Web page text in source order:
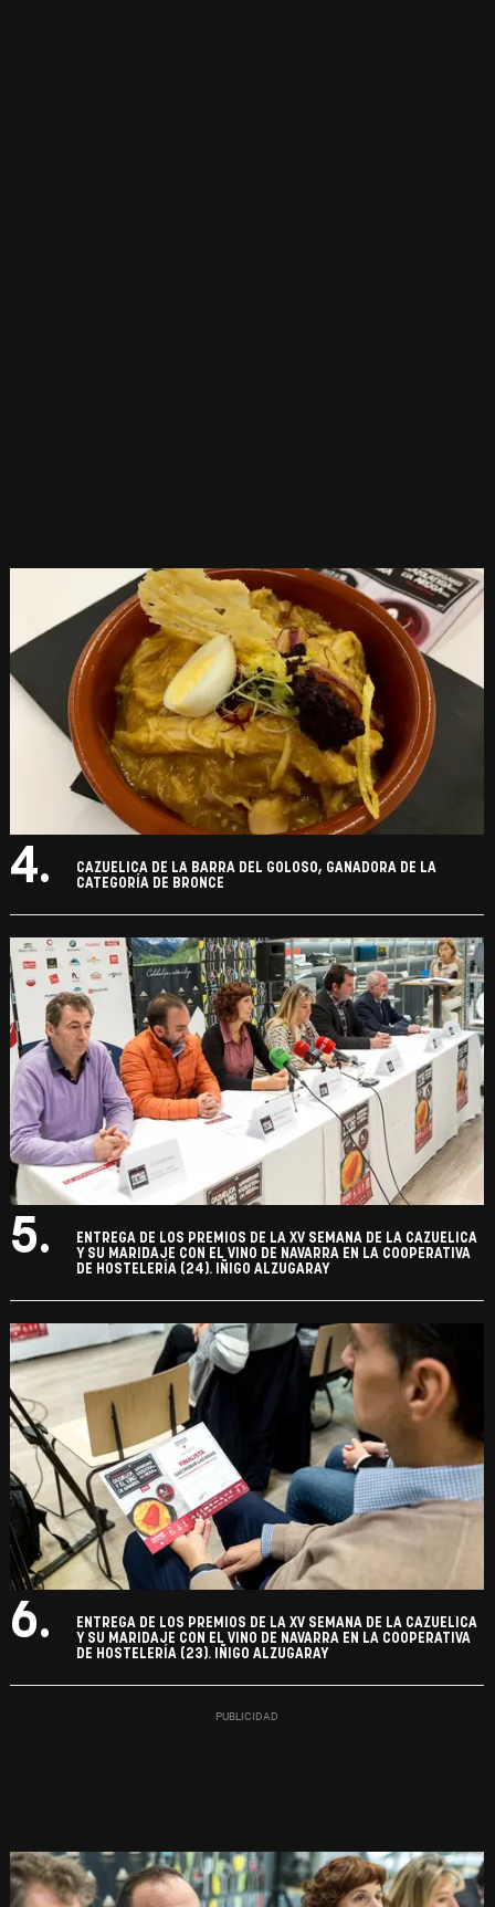
4.
CAZUELICA DE LA BARRA DEL GOLOSO, GANADORA DE LA
CATEGORÍA DE BRONCE
5.
ENTREGA DE LOS PREMIOS DE LA XV SEMANA DE LA CAZUELICA
Y SU MARIDAJE CON EL VINO DE NAVARRA EN LA COOPERATIVA
DE HOSTELERÍA (24). IÑIGO ALZUGARAY
6.
ENTREGA DE LOS PREMIOS DE LA XV SEMANA DE LA CAZUELICA
Y SU MARIDAJE CON EL VINO DE NAVARRA EN LA COOPERATIVA
DE HOSTELERÍA (23). IÑIGO ALZUGARAY